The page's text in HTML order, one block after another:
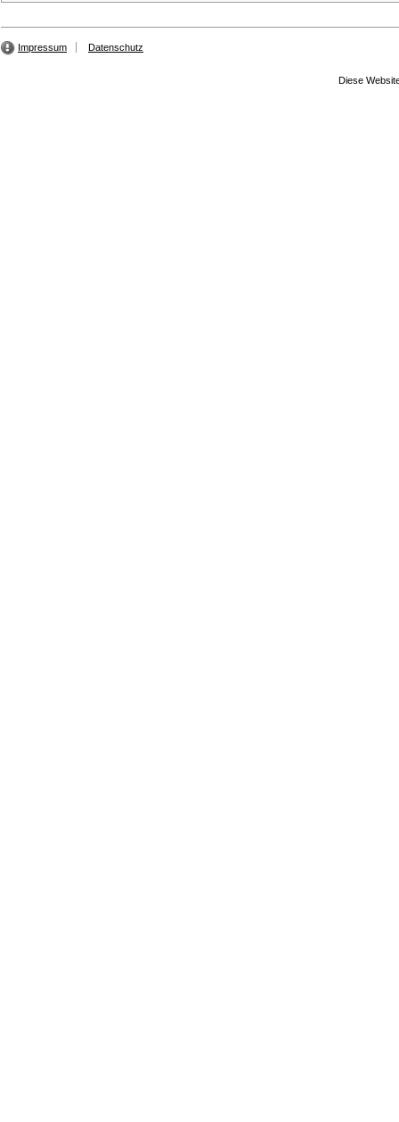
Impressum Datenschutz
Diese